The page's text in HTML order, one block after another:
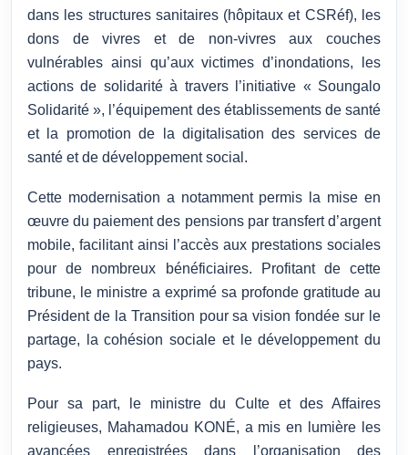
dans les structures sanitaires (hôpitaux et CSRéf), les
dons de vivres et de non-vivres aux couches
vulnérables ainsi qu’aux victimes d’inondations, les
actions de solidarité à travers l’initiative « Soungalo
Solidarité », l’équipement des établissements de santé
et la promotion de la digitalisation des services de
santé et de développement social.
Cette modernisation a notamment permis la mise en
œuvre du paiement des pensions par transfert d’argent
mobile, facilitant ainsi l’accès aux prestations sociales
pour de nombreux bénéficiaires. Profitant de cette
tribune, le ministre a exprimé sa profonde gratitude au
Président de la Transition pour sa vision fondée sur le
partage, la cohésion sociale et le développement du
pays.
Pour sa part, le ministre du Culte et des Affaires
religieuses, Mahamadou KONÉ, a mis en lumière les
avancées enregistrées dans l’organisation des